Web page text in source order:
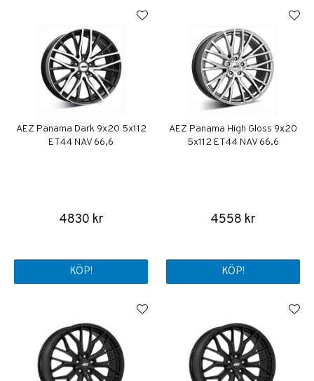
AEZ Panama Dark 9x20 5x112
ET44 NAV 66,6
4830 kr
KÖP!
AEZ Panama High Gloss 9x20
5x112 ET44 NAV 66,6
4558 kr
KÖP!